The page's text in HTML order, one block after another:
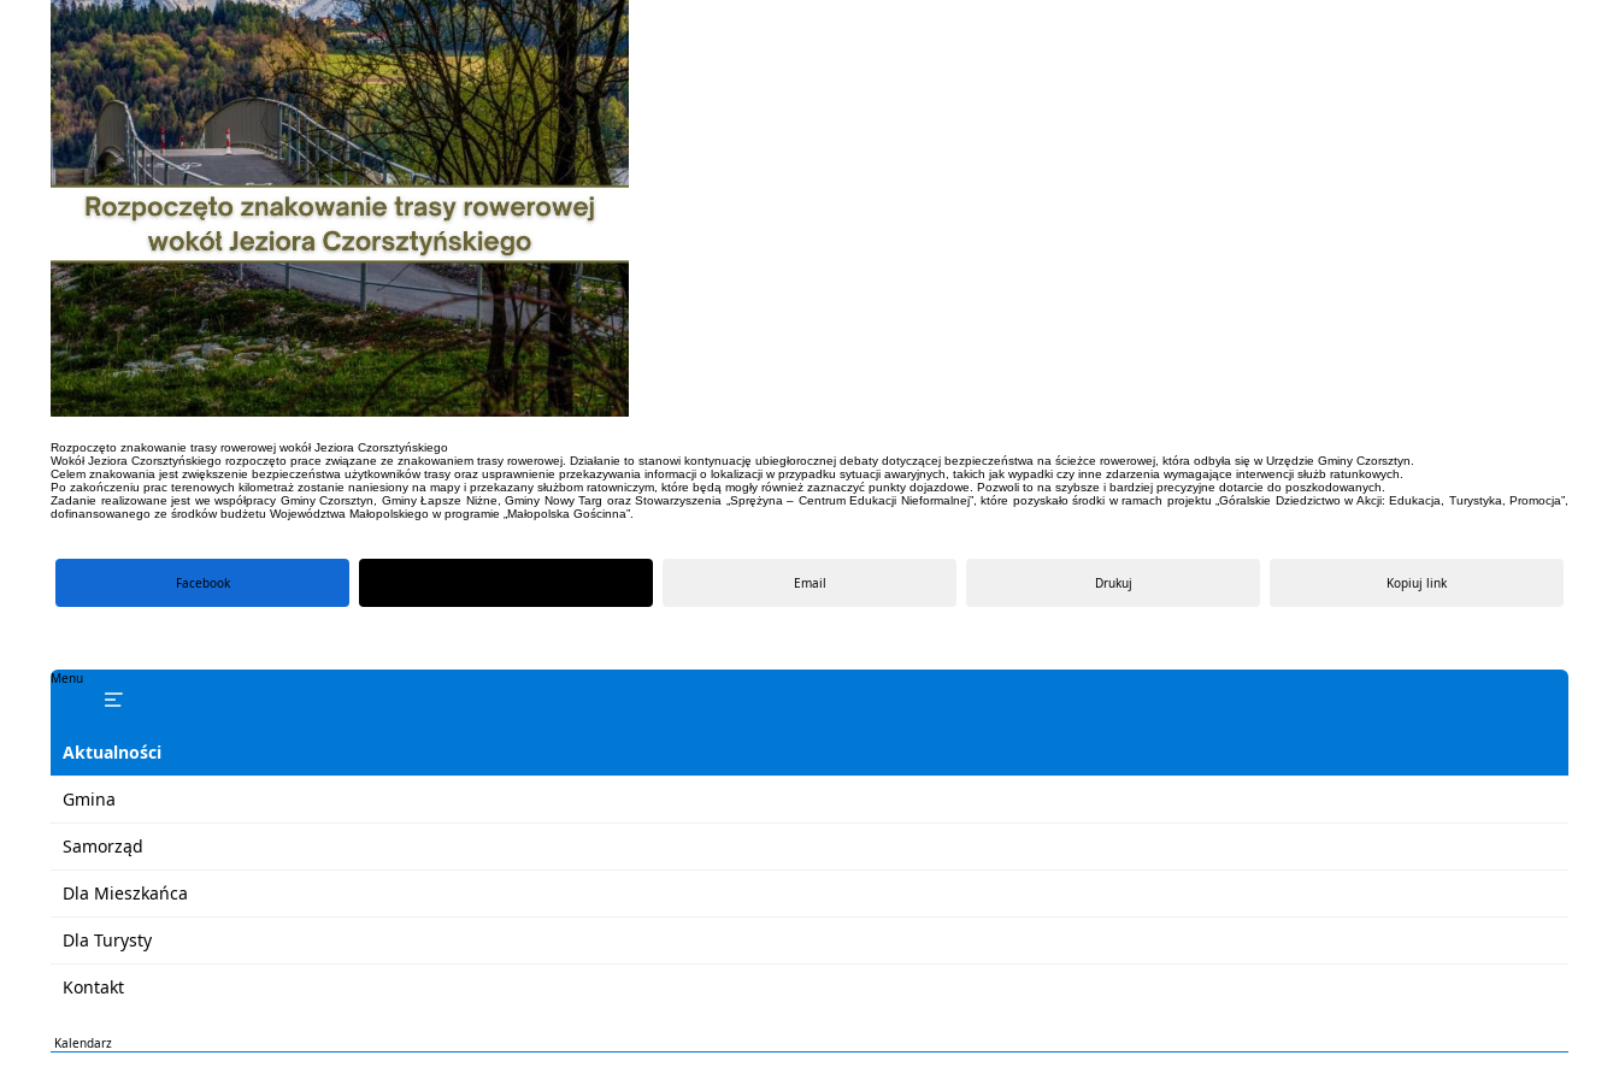
Rozpoczęto znakowanie trasy rowerowej wokół Jeziora Czorsztyńskiego
Wokół Jeziora Czorsztyńskiego rozpoczęto prace związane ze znakowaniem trasy rowerowej. Działanie to stanowi kontynuację ubiegłorocznej debaty dotyczącej bezpieczeństwa na ścieżce rowerowej, która odbyła się w Urzędzie Gminy Czorsztyn.
Celem znakowania jest zwiększenie bezpieczeństwa użytkowników trasy oraz usprawnienie przekazywania informacji o lokalizacji w przypadku sytuacji awaryjnych, takich jak wypadki czy inne zdarzenia wymagające interwencji służb ratunkowych.
Po zakończeniu prac terenowych kilometraż zostanie naniesiony na mapy i przekazany służbom ratowniczym, które będą mogły również zaznaczyć punkty dojazdowe. Pozwoli to na szybsze i bardziej precyzyjne dotarcie do poszkodowanych.
Zadanie realizowane jest we współpracy Gminy Czorsztyn, Gminy Łapsze Niżne, Gminy Nowy Targ oraz Stowarzyszenia „Sprężyna – Centrum Edukacji Nieformalnej”, które pozyskało środki w ramach projektu „Góralskie Dziedzictwo w Akcji: Edukacja, Turystyka, Promocja”,
dofinansowanego ze środków budżetu Województwa Małopolskiego w programie „Małopolska Gościnna”.
Facebook Email Drukuj Kopiuj link
Menu
Aktualności
Gmina
Samorząd
Dla Mieszkańca
Dla Turysty
Kontakt
Kalendarz